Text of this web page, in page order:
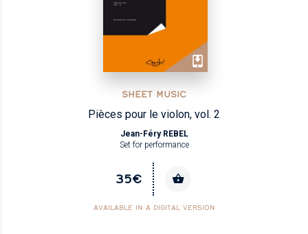
SHEET MUSIC
Pièces pour le violon, vol. 2
Jean-Féry REBEL
Set for performance
35€
AVAILABLE IN A DIGITAL VERSION